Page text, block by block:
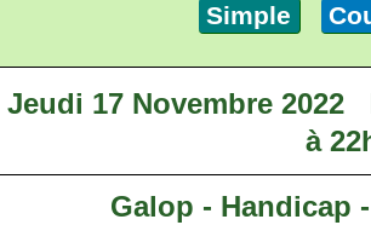
Simple
Jeudi 17 Novembre 2022
à
Galop - Handicap